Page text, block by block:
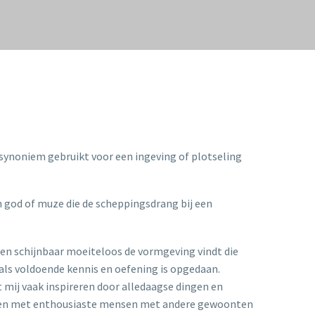
gebruikt voor een ingeving of plotseling
of muze die de scheppingsdrang bij een
schijnbaar moeiteloos de vormgeving vindt die
voldoende kennis en oefening is opgedaan.
vaak inspireren door alledaagse dingen en
met enthousiaste mensen met andere gewoonten